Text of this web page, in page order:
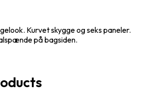
Kurvet skygge og seks paneler.
på bagsiden.